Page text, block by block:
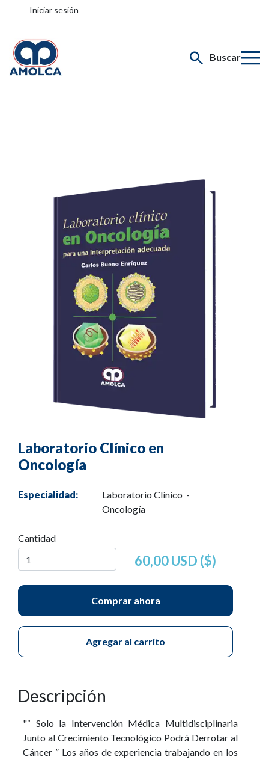
Iniciar sesión
Buscar
Laboratorio Clínico en
Oncología
Especialidad:
Laboratorio Clínico -
Oncología
Cantidad
60,00 USD ($)
Comprar ahora
Agregar al carrito
Descripción
"“ Solo la Intervención Médica Multidisciplinaria
Junto al Crecimiento Tecnológico Podrá Derrotar al
Cáncer ” Los años de experiencia trabajando en los